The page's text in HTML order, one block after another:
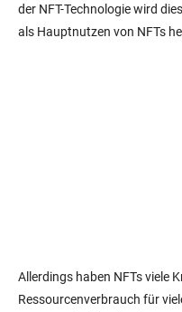
der NFT-Technologie wird
als Hauptnutzen von NFTs
Allerdings haben NFTs viele
Ressourcenverbrauch für